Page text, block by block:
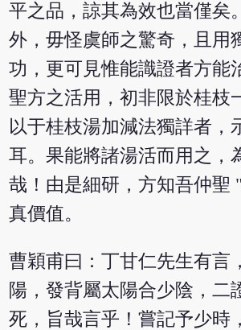
平之品，諒其為效也當僅矣
外，毋怪虞師之驚奇，且用
功，更可見惟能識證者方能
聖方之活用，初非限於桂枝
以于桂枝湯加減法獨詳者，
耳。果能將諸湯活而用之，
哉！由是細研，方知吾仲聖
真價值。
曹穎甫曰：丁甘仁先生有言
陽，發背屬太陽合少陰，二
死，旨哉言乎！嘗記予少時